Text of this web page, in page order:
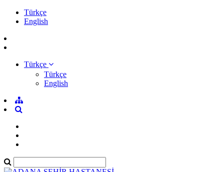
Türkçe
English
Türkçe
Türkçe
English